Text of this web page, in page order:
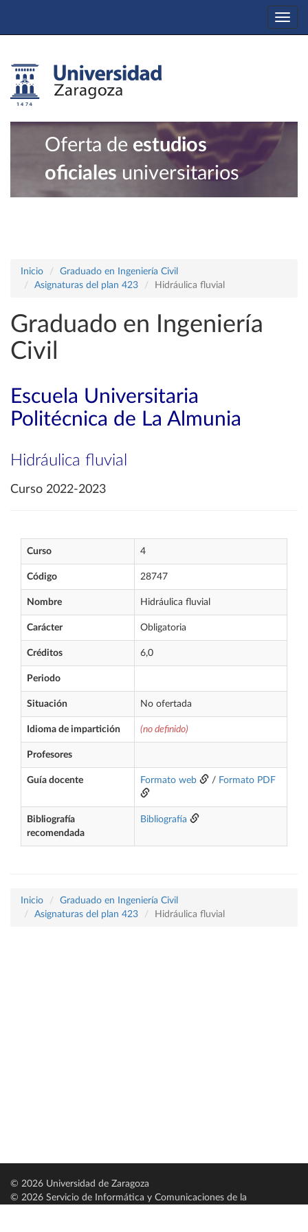
Oferta de estudios
oficiales universitarios
Inicio
Graduado en Ingeniería Civil
Asignaturas del plan 423
Hidráulica fluvial
Graduado en Ingeniería
Civil
Escuela Universitaria
Politécnica de La Almunia
Hidráulica fluvial
Curso 2022-2023
Curso 4
Código 28747
Nombre Hidráulica fluvial
Carácter Obligatoria
Créditos 6,0
Periodo
Situación No ofertada
Idioma de impartición (no definido)
Profesores
Guía docente Formato web / Formato PDF
Bibliografía
recomendada
Bibliografía
Inicio
Graduado en Ingeniería Civil
Asignaturas del plan 423
Hidráulica fluvial
© 2026 Universidad de Zaragoza
© 2026 Servicio de Informática y Comunicaciones de la